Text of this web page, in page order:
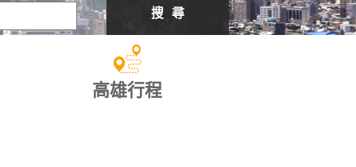
搜 尋
高雄行程